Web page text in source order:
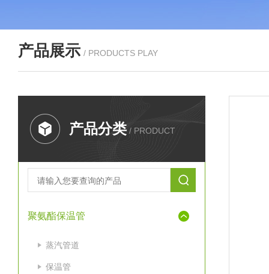
产品展示 / PRODUCTS PLAY
产品分类 / PRODUCT
聚氨酯保温管
蒸汽管道
保温管